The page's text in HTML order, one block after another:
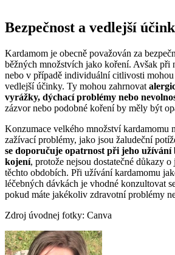
Bezpečnost a vedlejší
Kardamom je obecně považován za
běžných množstvích jako koření. Avšak při
nebo v případě individuální citlivosti
vedlejší účinky. Ty mohou zahrnovat
vyrážky, dýchací problémy nebo
zázvor nebo podobné koření by měly být
Konzumace velkého množství kardamomu
zažívací problémy, jako jsou žaludeční
se doporučuje opatrnost při jeho užívání
kojení, protože nejsou dostatečné důkazy
těchto obdobích. Při užívání kardamomu
léčebných dávkách je vhodné konzultovat
pokud máte jakékoliv zdravotní problémy
Zdroj úvodnej fotky: Canva